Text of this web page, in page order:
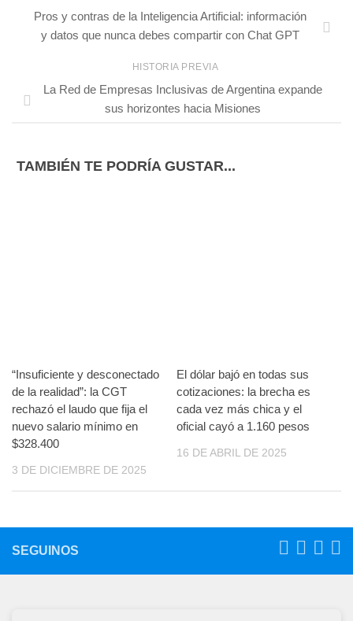
Pros y contras de la Inteligencia Artificial: información
y datos que nunca debes compartir con Chat GPT
HISTORIA PREVIA
La Red de Empresas Inclusivas de Argentina expande
sus horizontes hacia Misiones
TAMBIÉN TE PODRÍA GUSTAR...
“Insuficiente y desconectado
de la realidad”: la CGT
rechazó el laudo que fija el
nuevo salario mínimo en
$328.400
3 DE DICIEMBRE DE 2025
El dólar bajó en todas sus
cotizaciones: la brecha es
cada vez más chica y el
oficial cayó a 1.160 pesos
16 DE ABRIL DE 2025
SEGUINOS